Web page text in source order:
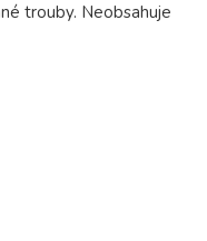
trouby. Neobsahuje